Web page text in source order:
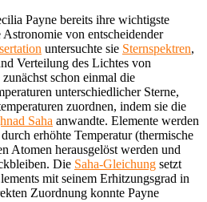
Payne bereits ihre wichtigste
von entscheidender
untersuchte sie Sternspektren,
Verteilung des Lichtes von
schon einmal die
unterschiedlicher Sterne,
zuordnen, indem sie die
Saha anwandte. Elemente werden
erhöhte Temperatur (thermische
Atomen herausgelöst werden und
Die Saha-Gleichung setzt
mit seinem Erhitzungsgrad in
Zuordnung konnte Payne